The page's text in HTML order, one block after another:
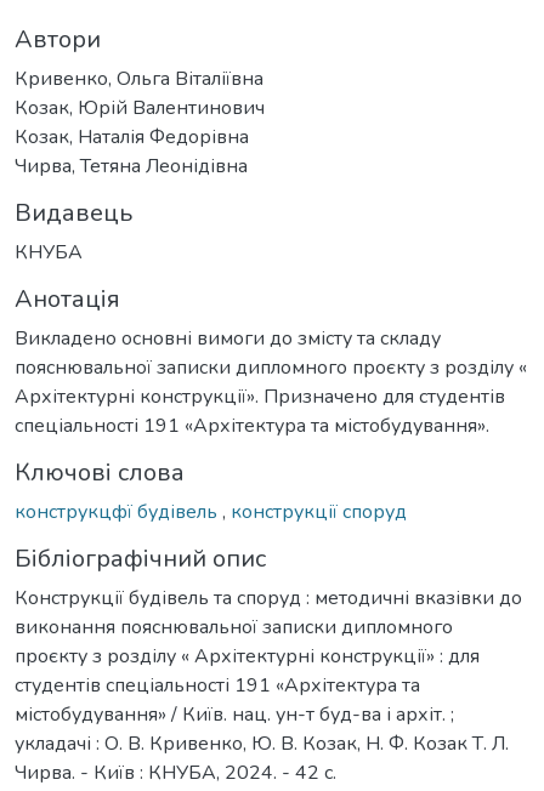
Автори
Кривенко, Ольга Віталіївна
Козак, Юрій Валентинович
Козак, Наталія Федорівна
Чирва, Тетяна Леонідівна
Видавець
КНУБА
Анотація
Викладено основні вимоги до змісту та складу
пояснювальної записки дипломного проєкту з розділу «
Архітектурні конструкції». Призначено для студентів
спеціальності 191 «Архітектура та містобудування».
Ключові слова
конструкцфї будівель , конструкції споруд
Бібліографічний опис
Конструкції будівель та споруд : методичні вказівки до
виконання пояснювальної записки дипломного
проєкту з розділу « Архітектурні конструкції» : для
студентів спеціальності 191 «Архітектура та
містобудування» / Київ. нац. ун-т буд-ва і архіт. ;
укладачі : О. В. Кривенко, Ю. В. Козак, Н. Ф. Козак Т. Л.
Чирва. - Київ : КНУБА, 2024. - 42 с.